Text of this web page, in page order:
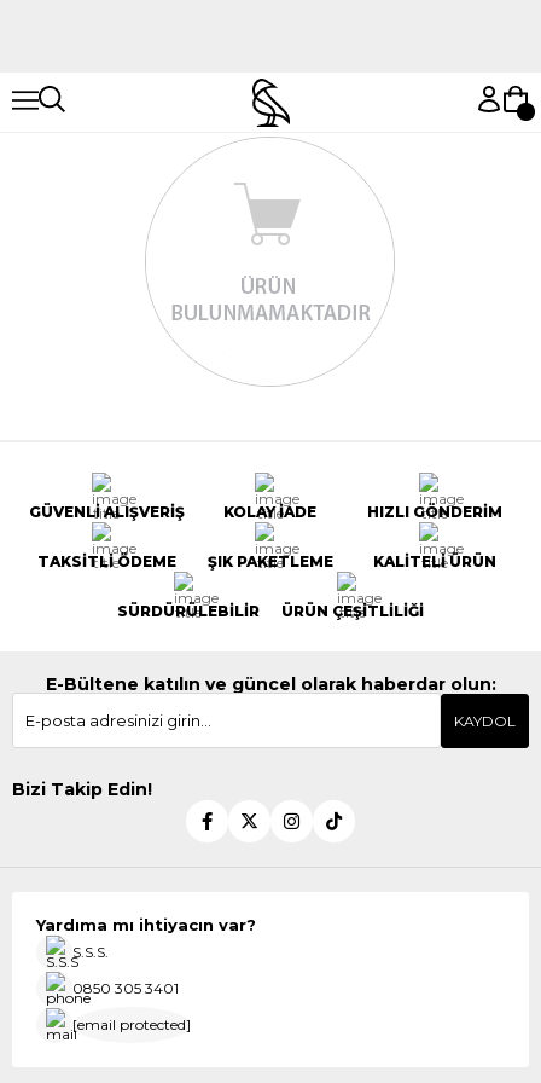
GÜVENLİ ALIŞVERİŞ KOLAY İADE HIZLI GÖNDERİM
TAKSİTLİ ÖDEME ŞIK PAKETLEME KALİTELİ ÜRÜN
SÜRDÜRÜLEBİLİR ÜRÜN ÇEŞİTLİLİĞİ
E-Bültene katılın ve güncel olarak haberdar olun:
KAYDOL
Bizi Takip Edin!
Yardıma mı ihtiyacın var?
S.S.S.
0850 305 3401
[email protected]